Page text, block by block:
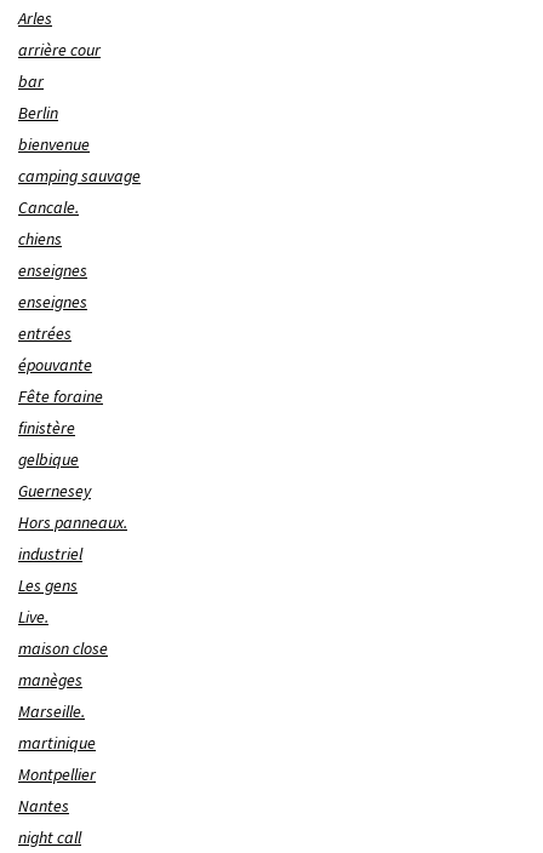
Arles
arrière cour
bar
Berlin
bienvenue
camping sauvage
Cancale.
chiens
enseignes
enseignes
entrées
épouvante
Fête foraine
finistère
gelbique
Guernesey
Hors panneaux.
industriel
Les gens
Live.
maison close
manèges
Marseille.
martinique
Montpellier
Nantes
night call